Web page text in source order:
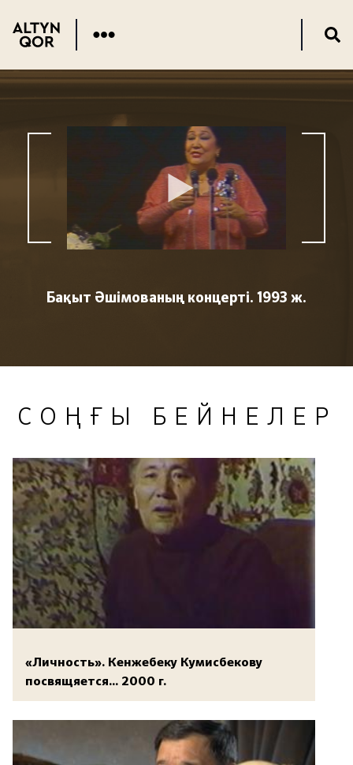
Бақыт Әшімованың концерті. 1993 ж.
СОҢҒЫ БЕЙНЕЛЕР
«Личность». Кенжебеку Кумисбекову
посвящяется... 2000 г.